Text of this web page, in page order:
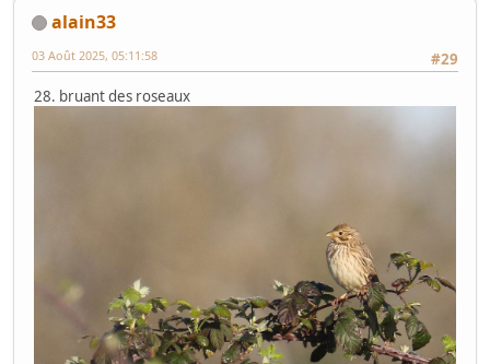
alain33
#29
03 Août 2025, 05:11:58
28. bruant des roseaux